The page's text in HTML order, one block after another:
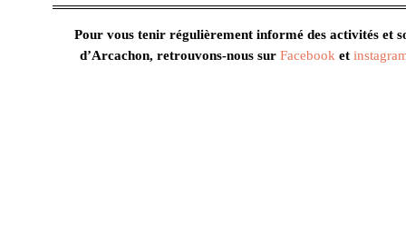
Pour vous tenir régulièrement informé des activités et
d’Arcachon, retrouvons-nous surFacebook et